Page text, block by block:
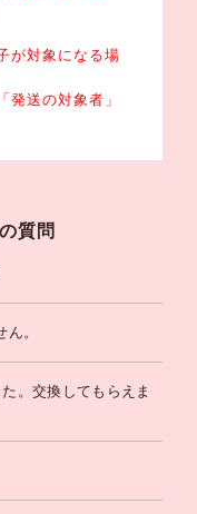
が対象になる場
送の対象者」
質問
。
。交換してもらえま